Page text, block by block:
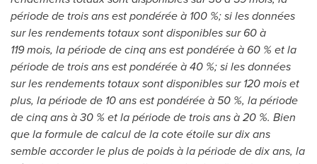
période de trois ans est pondérée à 100 %; si les données
sur les rendements totaux sont disponibles sur 60 à
119 mois, la période de cinq ans est pondérée à 60 % et la
période de trois ans est pondérée à 40 %; si les données
sur les rendements totaux sont disponibles sur 120 mois et
plus, la période de 10 ans est pondérée à 50 %, la période
de cinq ans à 30 % et la période de trois ans à 20 %. Bien
que la formule de calcul de la cote étoile sur dix ans
semble accorder le plus de poids à la période de dix ans, la